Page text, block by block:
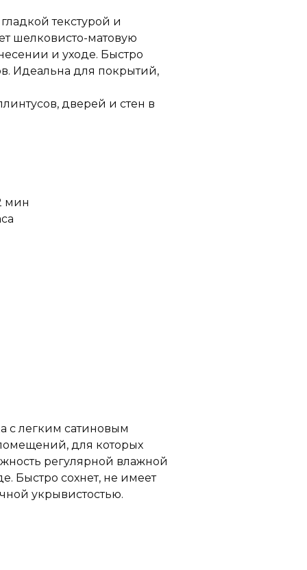
текстурой и
шелковисто-матовую
и уходе. Быстро
Идеальна для покрытий,
дверей и стен в
мин
с легким сатиновым
для которых
регулярной влажной
Быстро сохнет, не имеет
укрывистостью.